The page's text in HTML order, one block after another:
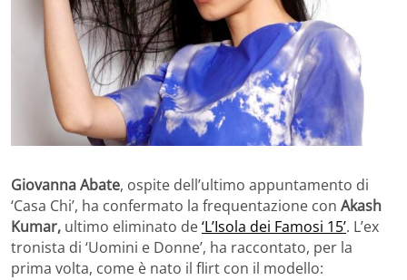
Giovanna Abate, ospite dell’ultimo appuntamento di
‘Casa Chi’, ha confermato la frequentazione con Akash
Kumar, ultimo eliminato de‘L’Isola dei Famosi 15’. L’ex
tronista di ‘Uomini e Donne’, ha raccontato, per la
prima volta, come è nato il flirt con il modello: